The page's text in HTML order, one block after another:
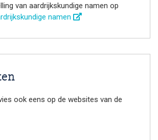
van aardrijkskundige namen op
namen
ook eens op de websites van de